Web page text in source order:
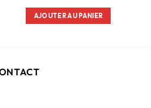
AJOUTER AU PANIER